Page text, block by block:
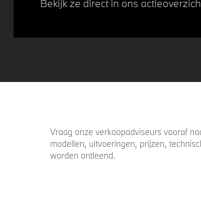
Bekijk ze direct in ons
Vraag onze verkoopadviseurs vooraf
modellen, uitvoeringen, prijzen,
worden ontleend.